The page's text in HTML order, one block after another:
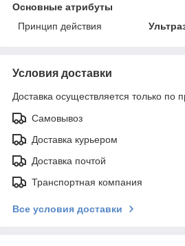
Основные атрибуты
Принцип действия
Условия доставки
Доставка осуществляется только по
Самовывоз
Доставка курьером
Доставка почтой
Транспортная компания
Все условия доставки